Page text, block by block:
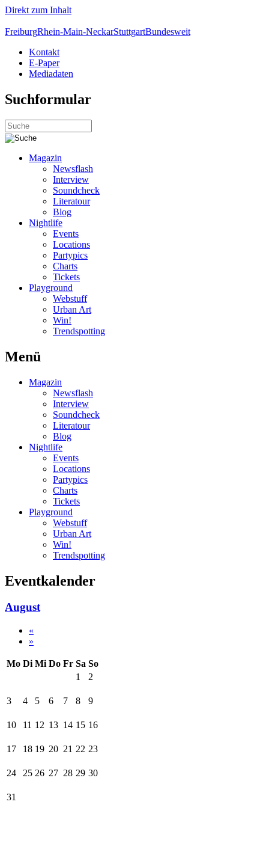
Direkt zum Inhalt
FreiburgRhein-Main-NeckarStuttgartBundesweit
Kontakt
E-Paper
Mediadaten
Suchformular
Magazin
Newsflash
Interview
Soundcheck
Literatour
Blog
Nightlife
Events
Locations
Partypics
Charts
Tickets
Playground
Webstuff
Urban Art
Win!
Trendspotting
Menü
Magazin
Newsflash
Interview
Soundcheck
Literatour
Blog
Nightlife
Events
Locations
Partypics
Charts
Tickets
Playground
Webstuff
Urban Art
Win!
Trendspotting
Eventkalender
August
«
»
Mo Di Mi Do Fr Sa So
1
2
3 4 5 6 7 8 9
10 11 12 13 14 15 16
17 18 19 20 21 22 23
24 25 26 27 28 29 30
31